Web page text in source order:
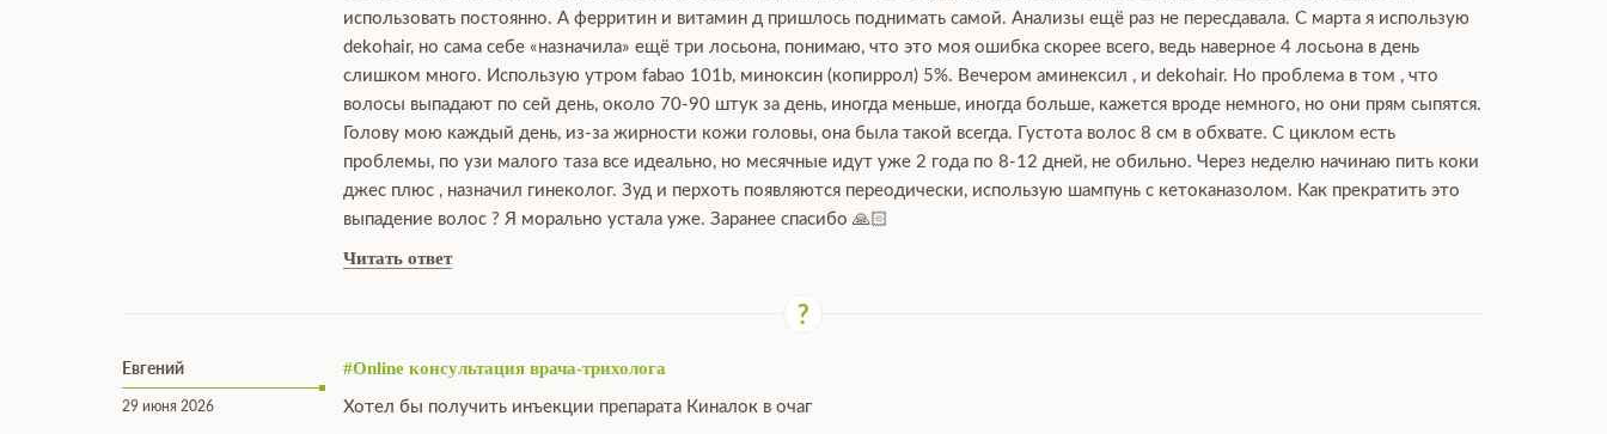
использовать постоянно. А ферритин и витамин д пришлось поднимать самой. Анализы ещё раз не пересдавала. С марта я использую
dekohair, но сама себе «назначила» ещё три лосьона, понимаю, что это моя ошибка скорее всего, ведь наверное 4 лосьона в день
слишком много. Использую утром fabao 101b, миноксин (копиррол) 5%. Вечером аминексил , и dekohair. Но проблема в том , что
волосы выпадают по сей день, около 70-90 штук за день, иногда меньше, иногда больше, кажется вроде немного, но они прям сыпятся.
Голову мою каждый день, из-за жирности кожи головы, она была такой всегда. Густота волос 8 см в обхвате. С циклом есть
проблемы, по узи малого таза все идеально, но месячные идут уже 2 года по 8-12 дней, не обильно. Через неделю начинаю пить коки
джес плюс , назначил гинеколог. Зуд и перхоть появляются переодически, использую шампунь с кетоканазолом. Как прекратить это
выпадение волос ? Я морально устала уже. Заранее спасибо 🙏🏻
Читать ответ
Евгений
29 июня 2026
#Online консультация врача-трихолога
Хотел бы получить инъекции препарата Киналок в очаг